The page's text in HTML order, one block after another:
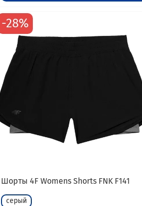
-28%
Шорты 4F Womens Shorts FNK F141
серый